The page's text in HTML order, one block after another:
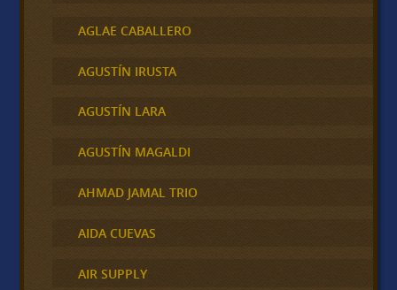
AGLAE CABALLERO
AGUSTÍN IRUSTA
AGUSTÍN LARA
AGUSTÍN MAGALDI
AHMAD JAMAL TRIO
AIDA CUEVAS
AIR SUPPLY